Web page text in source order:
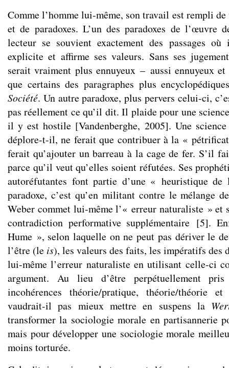
Comme l’homme lui-même, son travail est rempli
et de paradoxes. L’un des paradoxes de l’œuvre
lecteur se souvient exactement des passages
explicite et affirme ses valeurs. Sans ses
serait vraiment plus ennuyeux – aussi ennuyeux
que certains des paragraphes plus
Société. Un autre paradoxe, plus pervers celui-ci,
pas réellement ce qu’il dit. Il plaide pour une
il y est hostile [Vandenberghe, 2005]. Une
déplore-t-il, ne ferait que contribuer à la «
ferait qu’ajouter un barreau à la cage de fer. S’il
parce qu’il veut qu’elles soient réfutées. Ses
autoréfutantes font partie d’une « heuristique
paradoxe, c’est qu’en militant contre le mélange
Weber commet lui-même l’« erreur naturaliste » et
contradiction performative supplémentaire [5].
Hume », selon laquelle on ne peut pas dériver le
l’être (le is), les valeurs des faits, les impératifs des
lui-même l’erreur naturaliste en utilisant celle-ci
argument. Au lieu d’être perpétuellement
incohérences théorie/pratique, théorie/théorie
vaudrait-il pas mieux mettre en suspens la
transformer la sociologie morale en partisannerie
mais pour développer une sociologie morale
moins torturée.